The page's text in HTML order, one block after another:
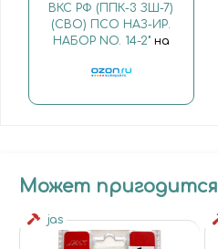
ВКС РФ (ППК-3 ЗШ-7)
(СВО) ПСО НАЗ-ИР.
НАБОР NO. 14-2"на
Может пригодится
jas